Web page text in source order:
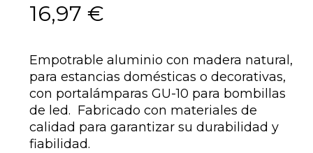
16,97 €
Empotrable aluminio con madera natural,
para estancias domésticas o decorativas,
con portalámparas GU-10 para bombillas
de led. Fabricado con materiales de
calidad para garantizar su durabilidad y
fiabilidad.